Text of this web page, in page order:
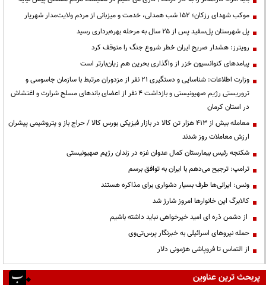
موکب شهدای رزکان؛ ۱۵۲ شب همدلی، خدمت و میزبانی از مردم ولایت‌مدار شهریار
پل شهرستان پل‌سفید پس از ۲۵ سال به مرحله بهره‌برداری رسید
رویترز: هشدار صریح ایران خطر شروع جنگ را متوقف کرد
پیامدهای کنوانسیون خزر از واگذاری بحرین هم زیان‌بارتر است
وزارت اطلاعات: شناسایی و دستگیری ۲۱ نفر از مزدوران مرتبط با سازمان جاسوسی و
تروریستی رژیم صهیونیستی و بازداشت ۴ نفر از اعضای باندهای مسلح شرارت و اغتشاش
در استان کرمان
معامله بیش از ۴۱۳ هزار تن کالا در بازار فیزیکی بورس کالا / حراج باز و پتروشیمی پیشران
ارزش معاملات روز شدند
شکنجه رئیس بیمارستان کمال عدوان غزه در زندان رژیم صهیونیستی
ترامپ: ترجیح می‌دهم با ایران به توافق برسم
ونس: ایرانی‌ها طرف بسیار دشواری برای مذاکره هستند
کالابرگ این خانوارها امروز شارژ شد
از دشمن ذره ای امید خیرخواهی نباید داشته باشیم
حمله نیروهای اسرائیلی به خبرنگار پرس‌تی‌وی
از التماس تا فروپاشی هژمونی دلار
پربحث ترین عناوین